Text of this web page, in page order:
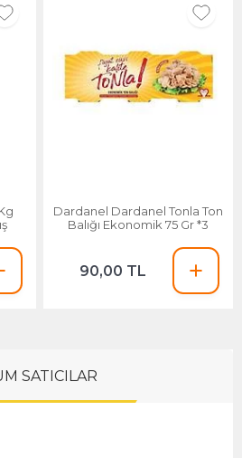
Dardanel Dardanel Tonla Ton
Balığı Ekonomik 75 Gr *3
90,00 TL
SATICILAR